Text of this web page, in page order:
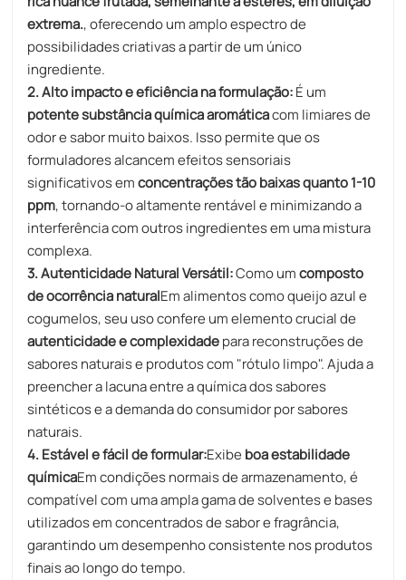
extrema., oferecendo um amplo espectro de
possibilidades criativas a partir de um único
ingrediente.
2. Alto impacto e eficiência na formulação:É um
potente substância química aromáticacom limiares de
odor e sabor muito baixos. Isso permite que os
formuladores alcancem efeitos sensoriais
significativos emconcentrações tão baixas quanto 1-10
ppm, tornando-o altamente rentável e minimizando a
interferência com outros ingredientes em uma mistura
complexa.
3. Autenticidade Natural Versátil:Como umcomposto
de ocorrência naturalEm alimentos como queijo azul e
cogumelos, seu uso confere um elemento crucial de
autenticidade e complexidadepara reconstruções de
sabores naturais e produtos com "rótulo limpo". Ajuda a
preencher a lacuna entre a química dos sabores
sintéticos e a demanda do consumidor por sabores
naturais.
4. Estável e fácil de formular:Exibe boa estabilidade
químicaEm condições normais de armazenamento, é
compatível com uma ampla gama de solventes e bases
utilizados em concentrados de sabor e fragrância,
garantindo um desempenho consistente nos produtos
finais ao longo do tempo.